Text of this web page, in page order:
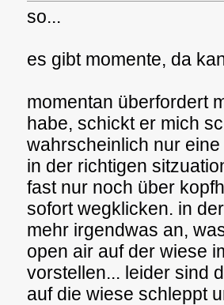
so...
es gibt momente, da
momentan überfordert
habe, schickt er mich
wahrscheinlich nur
in der richtigen
fast nur noch über
sofort wegklicken. in
mehr irgendwas an,
open air auf der wiese
vorstellen... leider sind
auf die wiese schleppt